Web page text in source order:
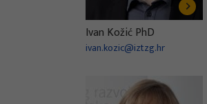
Ivan Kožić PhD
ivan.kozic@iztzg.hr